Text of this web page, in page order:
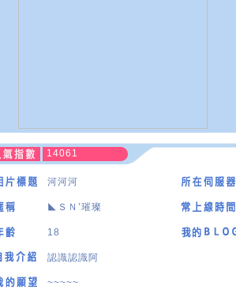
14061
河河河
◣ＳＮ’璀璨
18
認識認識阿
~~~~~